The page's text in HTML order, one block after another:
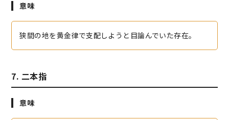
意味
狭間の地を黄金律で支配しようと目論んでいた存在。
7. 二本指
意味